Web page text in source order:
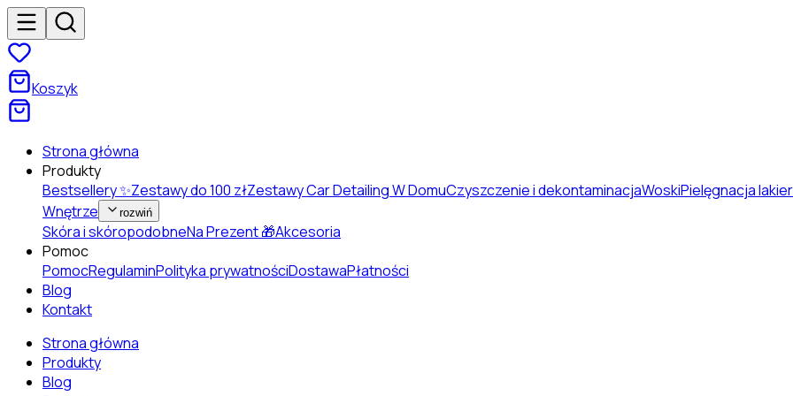
Koszyk
Strona główna
Produkty
Bestsellery ✨Zestawy do 100 złZestawy Car Detailing W DomuCzyszczenie i dekontaminacjaWoskiPielęgnacja
Wnętrze
rozwiń
Skóra i skóropodobneNa Prezent 🎁Akcesoria
Pomoc
PomocRegulaminPolityka prywatnościDostawaPłatności
Blog
Kontakt
Strona główna
Produkty
Blog